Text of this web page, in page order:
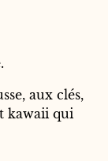
aux clés,
kawaii qui